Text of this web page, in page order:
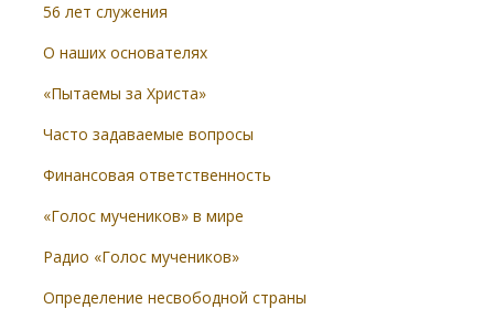
56 лет служения
О наших основателях
«Пытаемы за Христа»
Часто задаваемые вопросы
Финансовая ответственность
«Голос мучеников» в мире
Радио «Голос мучеников»
Определение несвободной страны